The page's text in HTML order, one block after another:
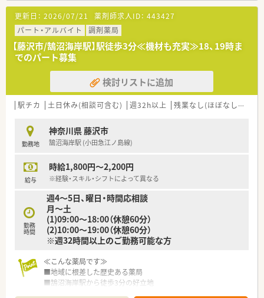
■地域の皆様の健康増進に貢献できるように頑張っている企業
です
★ ☆ ★ こ ん な 店 舗 で す ★ ☆ ★
■メンタルクリニックをメインに応需
■精神科薬物療法認定薬剤師の資格を有する薬剤師さんが在籍
しているため勉強になります
将来自分も認定資格を取りたい！とお考えの方へのサポートもあ
ります
■外来だけではなく在宅医療にも注力しているため幅広く経験
更新日： 2026/07/21 薬剤師求人ID： 443427
パート・アルバイト
調剤薬局
【藤沢市/鵠沼海岸駅】駅徒歩3分≪機材も充実≫18、19時ま
でのパート募集
検討リストに追加
駅チカ 土日休み(相談可含む) 週32h以上 残業なし(ほぼなし含む)
勤務地
神奈川県 藤沢市
鵠沼海岸駅 (小田急江ノ島線)
給与
時給1,800円～2,200円
※経験・スキル・シフトによって異なる
勤務
時間
週4～5日、曜日・時間応相談
月～土
(1)09:00～18:00（休憩60分）
(2)10:00～19:00（休憩60分）
※週32時間以上のご勤務可能な方
≪こんな薬局です≫
■地域に根差した歴史ある薬局
■鵠沼海岸駅から徒歩3分の好立地